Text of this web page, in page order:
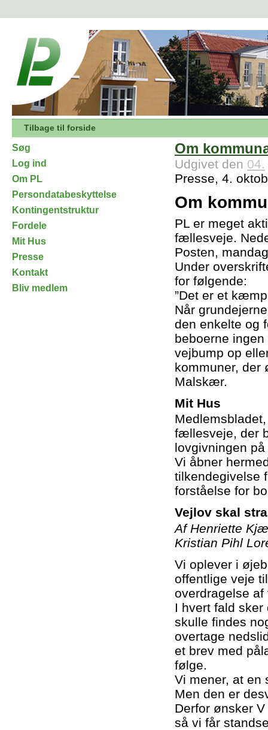
Tilbage til forside
Søg
Log ind
Om PL
Persondatabeskyttelse
Kontingentstruktur
Fordele
Mit Hus
Presse
Kontakt
Bliv medlem
Om
Udgivet den 04.
Presse, 4.
Om
PL er meget
fællesveje.
Posten,
Under
for følgende:
”Det er et
Når
den enkelte og
beboerne
vejbump op
kommuner, der
Malskær.
Mit Hus
fællesveje, der
lovgivningen
Vi åbner
tilkendegivelse
forståelse for
Vejlov skal
Af Henriette
Kristian Pihl
Vi oplever i
offentlige veje
overdragelse
I hvert fald
skulle findes
overtage
et brev med
følge.
Vi mener, at en
Men den er
Derfor ønsker
så vi får